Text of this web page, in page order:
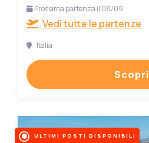
Prossima partenza il 08/09
Vedi tutte le partenze
Italia
Scopri
ULTIMI POSTI DISPONIBILI